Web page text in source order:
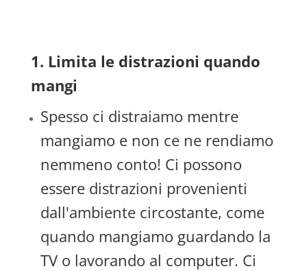
1. Limita le distrazioni quando
mangi
Spesso ci distraiamo mentre
mangiamo e non ce ne rendiamo
nemmeno conto! Ci possono
essere distrazioni provenienti
dall'ambiente circostante, come
quando mangiamo guardando la
TV o lavorando al computer. Ci